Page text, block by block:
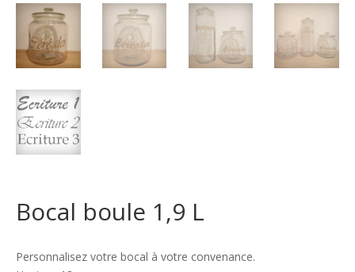
Bocal boule 1,9 L
Personnalisez votre bocal à votre convenance.